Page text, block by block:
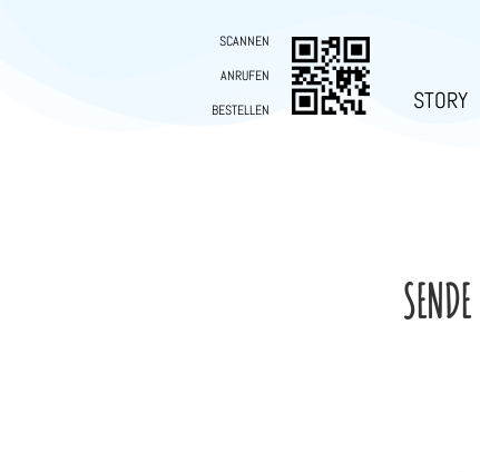
SCANNEN
ANRUFEN
BESTELLEN
STORY